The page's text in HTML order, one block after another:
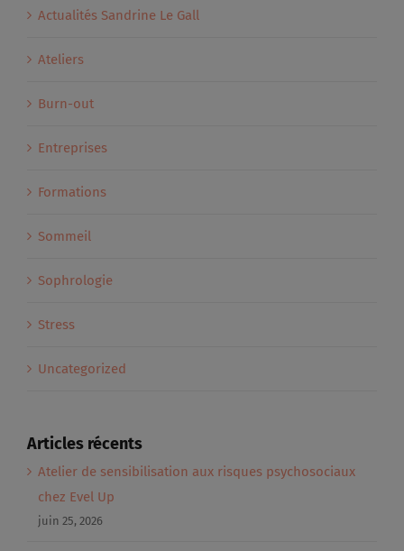
Actualités Sandrine Le Gall
Ateliers
Burn-out
Entreprises
Formations
Sommeil
Sophrologie
Stress
Uncategorized
Articles récents
Atelier de sensibilisation aux risques psychosociaux
chez Evel Up
juin 25, 2026